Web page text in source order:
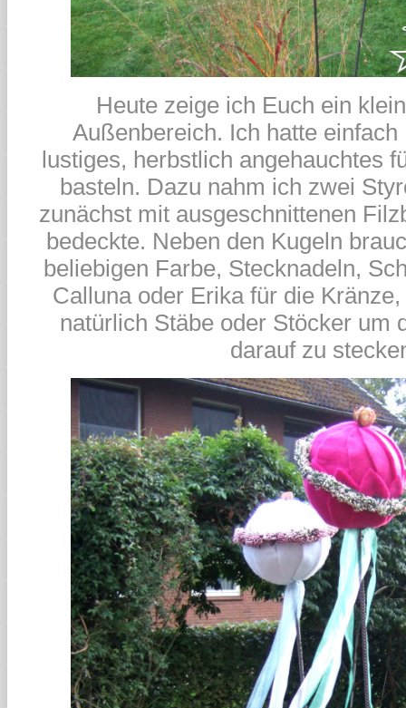
Heute zeige ich Euch ein
Außenbereich. Ich hatte
lustiges, herbstlich angehauchtes
basteln. Dazu nahm ich zwei
zunächst mit ausgeschnittenen
bedeckte. Neben den Kugeln
beliebigen Farbe, Stecknadeln,
Calluna oder Erika für die
natürlich Stäbe oder Stöcker um
darauf zu